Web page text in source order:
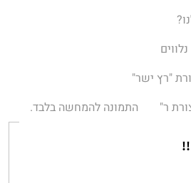
"רץ ישר"
ר"
התמונה להמחשה בלבד.